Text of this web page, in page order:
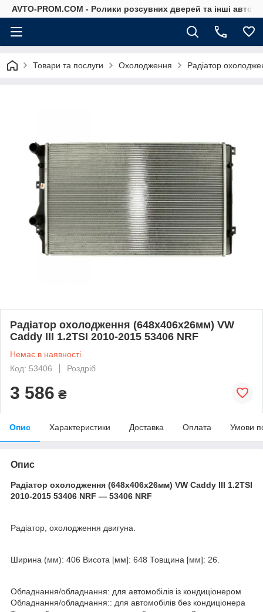
AVTO-PROM.COM - Ролики розсувних дверей та інші
Товари та послуги Охолодження Радіатор
Радіатор охолодження (648x406x26мм) VW
Caddy III 1.2TSI 2010-2015 53406 NRF
Немає в наявності
Код: 53406
Роздріб
3 586 ₴
Опис Характеристики Доставка Оплата Умови
Опис
Радіатор охолодження (648x406x26мм) VW Caddy III 1.2TSI
2010-2015 53406 NRF — 53406 NRF
Радіатор, охолодження двигуна.
Ширина (мм): 406 Висота [мм]: 648 Товщина [мм]: 26.
Обладнання/обладнання: для автомобілів із кондиціонером
Обладнання/обладнання:: для автомобілів без кондиціонера